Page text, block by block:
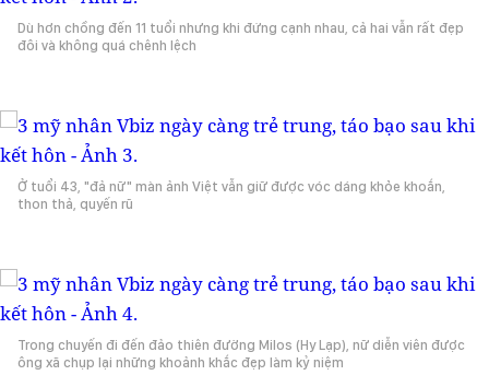
Dù hơn chồng đến 11 tuổi nhưng khi đứng cạnh nhau, cả hai vẫn rất đẹp
đôi và không quá chênh lệch
Ở tuổi 43, "đả nữ" màn ảnh Việt vẫn giữ được vóc dáng khỏe khoắn,
thon thả, quyến rũ
Trong chuyến đi đến đảo thiên đường Milos (Hy Lạp), nữ diễn viên được
ông xã chụp lại những khoảnh khắc đẹp làm kỷ niệm